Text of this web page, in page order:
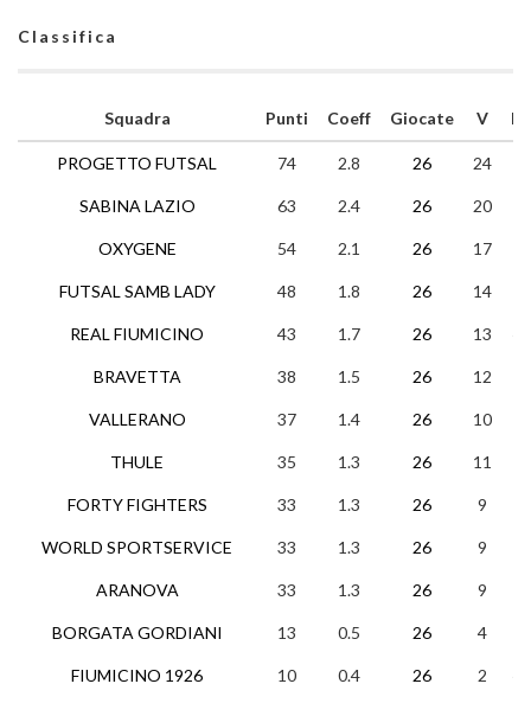
Classifica
Squadra
PROGETTO FUTSAL
SABINA LAZIO
OXYGENE
FUTSAL SAMB LADY
REAL FIUMICINO
BRAVETTA
VALLERANO
THULE
FORTY FIGHTERS
WORLD SPORTSERVICE
ARANOVA
BORGATA GORDIANI
FIUMICINO 1926
Punti Coeff Giocate V N
74 2.8 26 24
63 2.4 26 20
54 2.1 26 17
48 1.8 26 14
43 1.7 26 13
38 1.5 26 12
37 1.4 26 10
35 1.3 26 11
33 1.3 26 9
33 1.3 26 9
33 1.3 26 9
13 0.5 26 4
10 0.4 26 2